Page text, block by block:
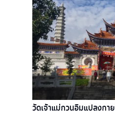
วัดเจ้าแม่กวนอิมแปลงกาย